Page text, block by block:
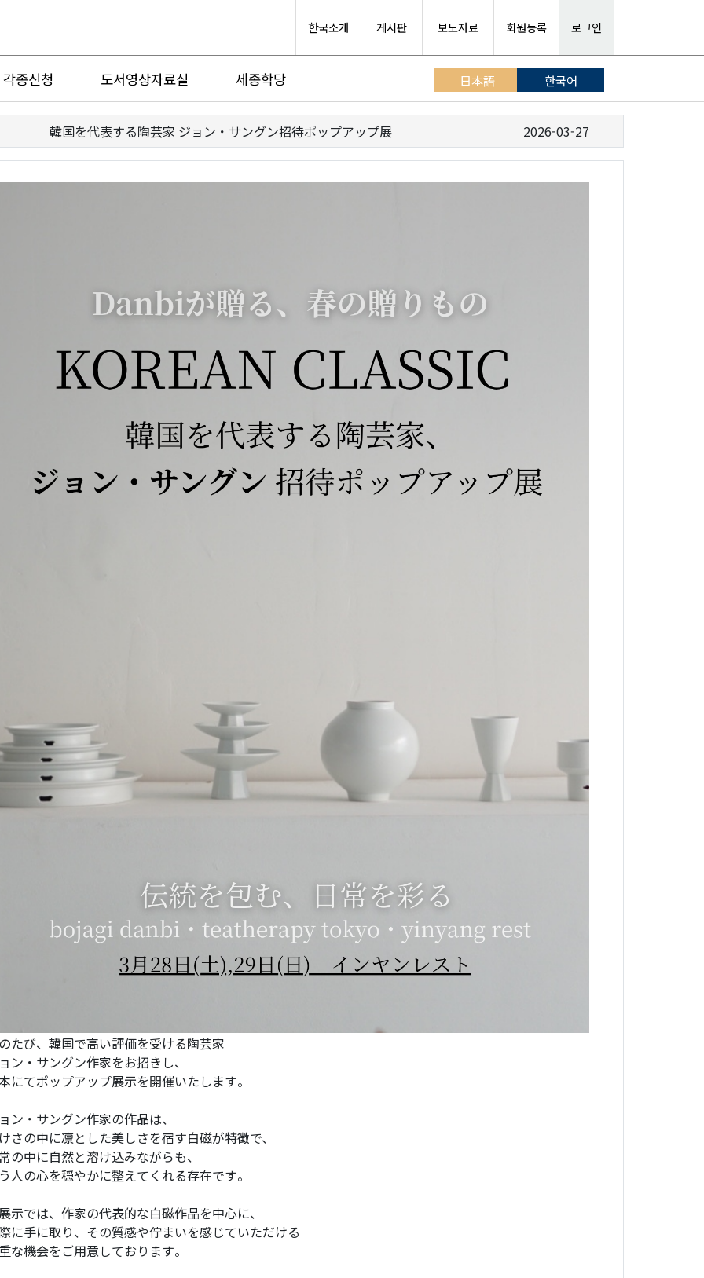
한국소개 게시판 보도자료 회원등록 로그인
각종신청 도서영상자료실 세종학당 日本語 한국어
韓国を代表する陶芸家 ジョン・サングン招待ポップアップ展 2026-03-27
たび、韓国で高い評価を受ける陶芸家
ン・サングン作家をお招きし、
にてポップアップ展示を開催いたします。
ン・サングン作家の作品は、
さの中に凛とした美しさを宿す白磁が特徴で、
の中に自然と溶け込みながらも、
人の心を穏やかに整えてくれる存在です。
示では、作家の代表的な白磁作品を中心に、
に手に取り、その質感や佇まいを感じていただける
な機会をご用意しております。